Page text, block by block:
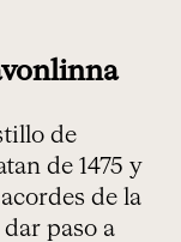
de
de 1475 y
de la
dar paso a